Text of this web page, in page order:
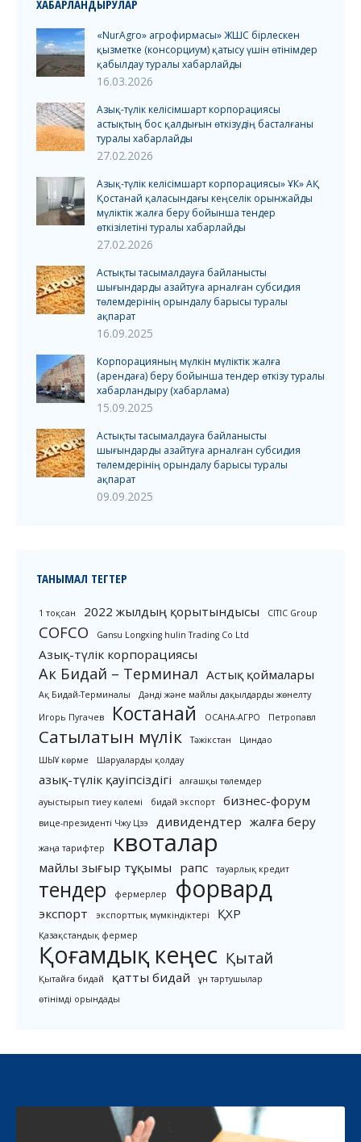
ХАБАРЛАНДЫРУЛАР
«NurAgro» агрофирмасы» ЖШС бірлескен
қызметке (консорциум) қатысу үшін өтінімдер
қабылдау туралы хабарлайды
16.03.2026
Азық-түлік келісімшарт корпорациясы
астықтың бос қалдығын өткізудің басталғаны
туралы хабарлайды
27.02.2026
Азық-түлік келісімшарт корпорациясы» ҰК» АҚ
Қостанай қаласындағы кеңселік орынжайды
мүліктік жалға беру бойынша тендер
өткізілетіні туралы хабарлайды
27.02.2026
Астықты тасымалдауға байланысты
шығындарды азайтуға арналған субсидия
төлемдерінің орындалу барысы туралы
ақпарат
16.09.2025
Корпорацияның мүлкін мүліктік жалға
(арендаға) беру бойынша тендер өткізу туралы
хабарландыру (хабарлама)
15.09.2025
Астықты тасымалдауға байланысты
шығындарды азайтуға арналған субсидия
төлемдерінің орындалу барысы туралы
ақпарат
09.09.2025
ТАНЫМАЛ ТЕГТЕР
1 тоқсан 2022 жылдың қорытындысы CITIC Group
COFCO Gansu Longxing hulin Trading Co Ltd
Азық-түлік корпорациясы
Ак Бидай – Терминал Астық қоймалары
Ақ Бидай-Терминалы
Дәнді және майлы дақылдарды жөнелту
Игорь Пугачев
Костанай ОСАНА-АГРО Петропавл
Сатылатын мүлік Тәжікстан
Циндао
ШЫҰ көрме
Шаруаларды қолдау
азық-түлік қауіпсіздігі
алғашқы төлемдер
ауыстырып тиеу көлемі
бидай экспорт бизнес-форум
вице-президенті Чжу Цзэ дивидендтер жалға беру
жаңа тарифтер квоталар
майлы зығыр тұқымы рапс тауарлық кредит
тендер фермерлер форвард
экспорт экспорттық мүмкіндіктері ҚХР
Қазақстандық фермер
Қоғамдық кеңес Қытай
Қытайға бидай қатты бидай
ұн тартушылар
өтінімді орындады